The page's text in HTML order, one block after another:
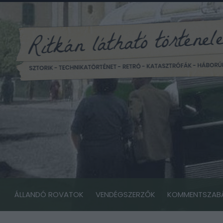
ÁLLANDÓ ROVATOK VENDÉGSZERZŐK